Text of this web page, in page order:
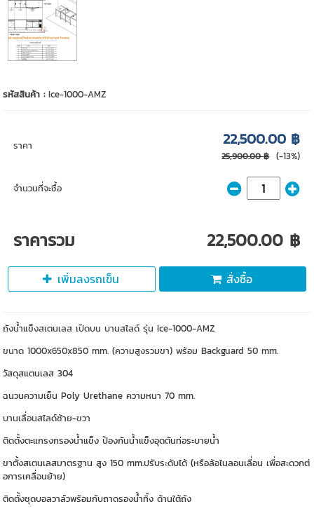
รหัสสินค้า :Ice-1000-AMZ
ราคา 22,500.00 ฿
25,900.00 ฿ (-13%)
จำนวนที่จะซื้อ
ราคารวม 22,500.00 ฿
เพิ่มลงรถเข็น สั่งซื้อ
ถังน้ำแข็งสเตนเลส เปิดบน บานสไลด์ รุ่น Ice-1000-AMZ
ขนาด 1000x650x850 mm. (ความสูงรวมขา) พร้อม Backguard 50 mm.
วัสดุสแตนเลส 304
ฉนวนความเย็น Poly Urethane ความหนา 70 mm.
บานเลื่อนสไลด์ซ้าย-ขวา
ติดตั้งตะแกรงกรองน้ำแข็ง ป้องกันน้ำแข็งอุดตันท่อระบายน้ำ
ขาตั้งสเตนเลสมาตรฐาน สูง 150 mm.ปรับระดับได้ (หรือล้อไนลอนเลื่อน เพื่อสะดวกต่
อการเคลื่อนย้าย)
ติดตั้งชุดบอลวาล์วพร้อมกับถาดรองน้ำทิ้ง ด้านใต้ถัง